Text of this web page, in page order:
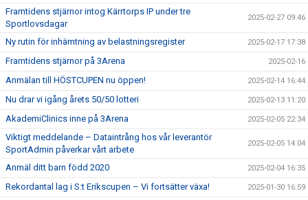
Framtidens stjärnor intog Kärrtorps IP under tre
Sportlovsdagar
2025-02-27 09:46
Ny rutin för inhämtning av belastningsregister 2025-02-17 17:38
Framtidens stjärnor på 3Arena 2025-02-16
Anmälan till HÖSTCUPEN nu öppen! 2025-02-14 16:44
Nu drar vi igång årets 50/50 lotteri 2025-02-13 11:20
AkademiClinics inne på 3Arena 2025-02-05 22:34
Viktigt meddelande – Dataintrång hos vår leverantör
SportAdmin påverkar vårt arbete
2025-02-05 14:04
Anmäl ditt barn född 2020 2025-02-04 16:35
Rekordantal lag i S:t Erikscupen – Vi fortsätter växa! 2025-01-30 16:59